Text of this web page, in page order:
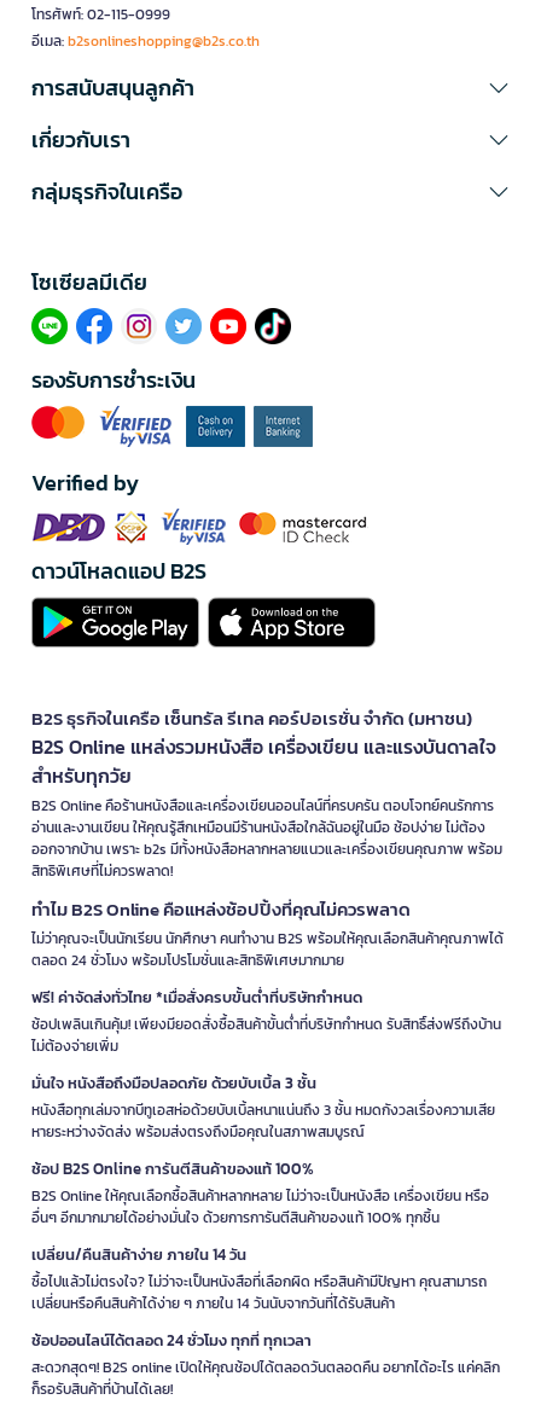
โทรศัพท์: 02-115-0999
อีเมล:b2sonlineshopping@b2s.co.th
การสนับสนุนลูกค้า
เกี่ยวกับเรา
กลุ่มธุรกิจในเครือ
โซเซียลมีเดีย​
รองรับการชำระเงิน
Verified by
ดาวน์โหลดแอป B2S
B2S ธุรกิจในเครือ เซ็นทรัล รีเทล คอร์ปอเรชั่น จำกัด (มหาชน)
B2S Online แหล่งรวมหนังสือ เครื่องเขียน และแรงบันดาลใจ
สำหรับทุกวัย
B2S Online คือร้านหนังสือและเครื่องเขียนออนไลน์ที่ครบครัน ตอบโจทย์คนรักการ
อ่านและงานเขียน ให้คุณรู้สึกเหมือนมีร้านหนังสือใกล้ฉันอยู่ในมือ ช้อปง่าย ไม่ต้อง
ออกจากบ้าน เพราะ b2s มีทั้งหนังสือหลากหลายแนวและเครื่องเขียนคุณภาพ พร้อม
สิทธิพิเศษที่ไม่ควรพลาด!
ทำไม B2S Online คือแหล่งช้อปปิ้งที่คุณไม่ควรพลาด
ไม่ว่าคุณจะเป็นนักเรียน นักศึกษา คนทำงาน B2S พร้อมให้คุณเลือกสินค้าคุณภาพได้
ตลอด 24 ชั่วโมง พร้อมโปรโมชั่นและสิทธิพิเศษมากมาย
ฟรี! ค่าจัดส่งทั่วไทย *เมื่อสั่งครบขั้นต่ำที่บริษัทกำหนด
ช้อปเพลินเกินคุ้ม! เพียงมียอดสั่งซื้อสินค้าขั้นต่ำที่บริษัทกำหนด รับสิทธิ์ส่งฟรีถึงบ้าน
ไม่ต้องจ่ายเพิ่ม
มั่นใจ หนังสือถึงมือปลอดภัย ด้วยบับเบิ้ล 3 ชั้น
หนังสือทุกเล่มจากบีทูเอสห่อด้วยบับเบิ้ลหนาแน่นถึง 3 ชั้น หมดกังวลเรื่องความเสีย
หายระหว่างจัดส่ง พร้อมส่งตรงถึงมือคุณในสภาพสมบูรณ์
ช้อป B2S Online การันตีสินค้าของแท้ 100%
B2S Online ให้คุณเลือกซื้อสินค้าหลากหลาย ไม่ว่าจะเป็นหนังสือ เครื่องเขียน หรือ
อื่นๆ อีกมากมายได้อย่างมั่นใจ ด้วยการการันตีสินค้าของแท้ 100% ทุกชิ้น
เปลี่ยน/คืนสินค้าง่าย ภายใน 14 วัน
ซื้อไปแล้วไม่ตรงใจ? ไม่ว่าจะเป็นหนังสือที่เลือกผิด หรือสินค้ามีปัญหา คุณสามารถ
เปลี่ยนหรือคืนสินค้าได้ง่าย ๆ ภายใน 14 วันนับจากวันที่ได้รับสินค้า
ช้อปออนไลน์ได้ตลอด 24 ชั่วโมง ทุกที่ ทุกเวลา
สะดวกสุดๆ! B2S online เปิดให้คุณช้อปได้ตลอดวันตลอดคืน อยากได้อะไร แค่คลิก
ก็รอรับสินค้าที่บ้านได้เลย!